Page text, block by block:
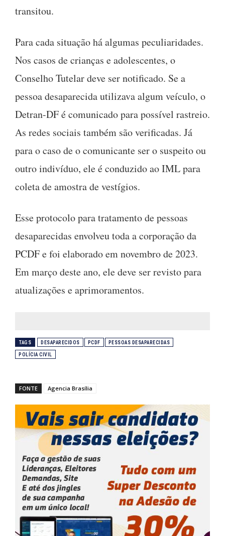
transitou.
Para cada situação há algumas peculiaridades.
Nos casos de crianças e adolescentes, o
Conselho Tutelar deve ser notificado. Se a
pessoa desaparecida utilizava algum veículo, o
Detran-DF é comunicado para possível rastreio.
As redes sociais também são verificadas. Já
para o caso de o comunicante ser o suspeito ou
outro indivíduo, ele é conduzido ao IML para
coleta de amostra de vestígios.
Esse protocolo para tratamento de pessoas
desaparecidas envolveu toda a corporação da
PCDF e foi elaborado em novembro de 2023.
Em março deste ano, ele deve ser revisto para
atualizações e aprimoramentos.
TAGS DESAPARECIDOS PCDF PESSOAS DESAPARECIDAS
POLÍCIA CIVIL
FONTE Agencia Brasília